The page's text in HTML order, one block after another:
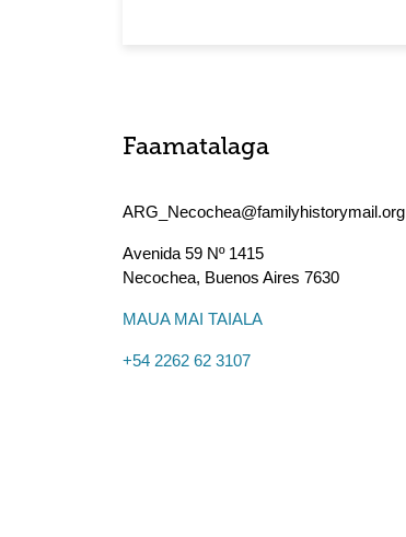
Faamatalaga
ARG_Necochea@familyhistorymail.org
Avenida 59 Nº 1415
Necochea, Buenos Aires 7630
MAUA MAI TAIALA
+54 2262 62 3107